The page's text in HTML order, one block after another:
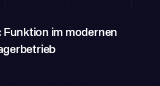
Funktion im modernen